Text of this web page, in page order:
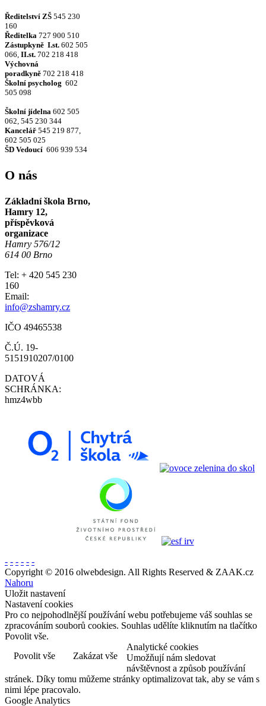
Ředitelství ZŠ 545 230
160
Ředitelka 727 900 510
Zástupkyně I.st. 602 505
066, II.st. 702 218 418
Výchovná
poradkyně 702 218 418
Školní psycholog 602
505 098
Školní jídelna 602 505
062, 545 230 344
Kancelář 545 219 877,
602 505 025
ŠD Vedoucí 606 939 534
O nás
Základní škola Brno,
Hamry 12,
příspěvková
organizace
Hamry 576/12
614 00 Brno
Tel: + 420 545 230
160
Email:
info@zshamry.cz
IČO 49465538
Č.Ú. 19-
5151910207/0100
DATOVÁ
SCHRÁNKA:
hmz4wbb
- - - - - -
Copyright © 2016 olwebdesign. All Rights Reserved & ZAAK.cz
Nahoru
Uložit nastavení
Nastavení cookies
Pro co nejpohodlnější používání webu potřebujeme váš souhlas se
zpracováním souborů cookies. Souhlas udělíte kliknutím na tlačítko
Povolit vše.
Povolit vše
Zakázat vše
Analytické cookies
Umožňují nám sledovat
návštěvnost a způsob používání
stránek. Díky tomu můžeme stránky optimalizovat tak, aby se vám s
nimi lépe pracovalo.
Google Analytics